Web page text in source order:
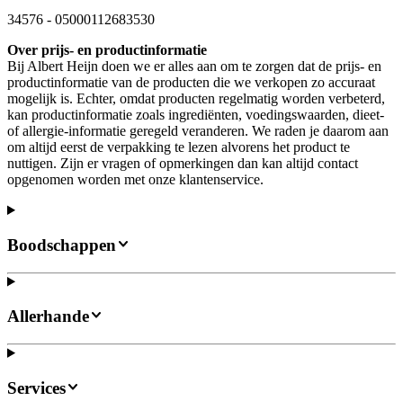
34576 - 05000112683530
Over prijs- en productinformatie
Bij Albert Heijn doen we er alles aan om te zorgen dat de prijs- en
productinformatie van de producten die we verkopen zo accuraat
mogelijk is. Echter, omdat producten regelmatig worden verbeterd,
kan productinformatie zoals ingrediënten, voedingswaarden, dieet-
of allergie-informatie geregeld veranderen. We raden je daarom aan
om altijd eerst de verpakking te lezen alvorens het product te
nuttigen. Zijn er vragen of opmerkingen dan kan altijd contact
opgenomen worden met onze klantenservice.
Boodschappen
Allerhande
Services